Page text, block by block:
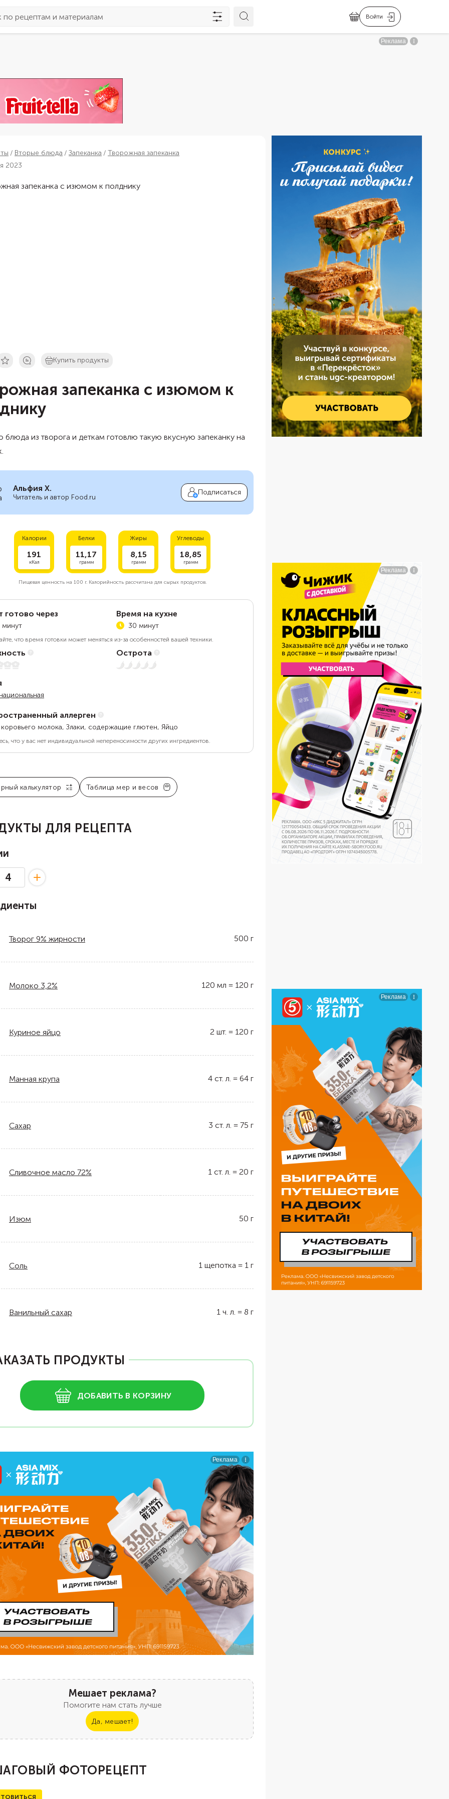
Войти
Вторые блюда Запеканка
Творожная запеканка
2023
Купить продукты
запеканка с изюмом к
из творога и деткам готовлю такую вкусную запеканку на
Альфия Х.
Читатель и автор Food.ru
Подписаться
Калории
191
кКал
Белки
11,17
грамм
Жиры
8,15
грамм
Углеводы
18,85
грамм
Пищевая ценность на 100 г.Калорийность рассчитана для сырых продуктов.
готово через
минут
Время на кухне
30 минут
что время готовки может меняться из-за особенностей вашей техники.
Острота
Нет остроты
аллерген
молока, Злаки, содержащие глютен, Яйцо
что у вас нет индивидуальной непереносимости других ингредиентов.
калькулятор Таблица мер и весов
ДЛЯ РЕЦЕПТА
Творог 9% жирности 500 г
Молоко 3,2% 120 мл = 120 г
Куриное яйцо 2 шт. = 120 г
Манная крупа 4 ст. л. = 64 г
Сахар 3 ст. л. = 75 г
Сливочное масло 72% 1 ст. л. = 20 г
Изюм 50 г
Соль 1 щепотка = 1 г
Ванильный сахар 1 ч. л. = 8 г
ПРОДУКТЫ
ДОБАВИТЬ В КОРЗИНУ
Мешает реклама?
Помогите нам стать лучше
Да, мешает!
ФОТОРЕЦЕПТ